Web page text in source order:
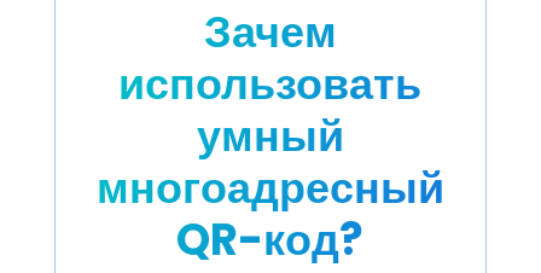
Зачем
использовать
умный
многоадресный
QR-код?